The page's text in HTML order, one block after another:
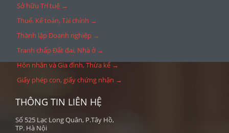
Sở hữu Trí tuệ →
Thuế, Kế toán, Tài chính →
Thành lập Doanh nghiệp →
Tranh chấp Đất đai, Nhà ở →
Hôn nhân và Gia đình, Thừa kế →
Giấy phép con, giấy chứng nhận →
THÔNG TIN LIÊN HỆ
Số 525 Lạc Long Quân, P.Tây Hồ,
TP. Hà Nội